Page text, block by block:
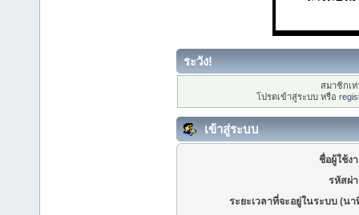
ระวัง!
สมาชิกเ
โปรดเข้าสู่ระบบ หรือ
เข้าสู่ระบบ
ชื่อผู้ใช้ง
รหัสผ่
ระยะเวลาที่จะอยู่ในระบบ (นา